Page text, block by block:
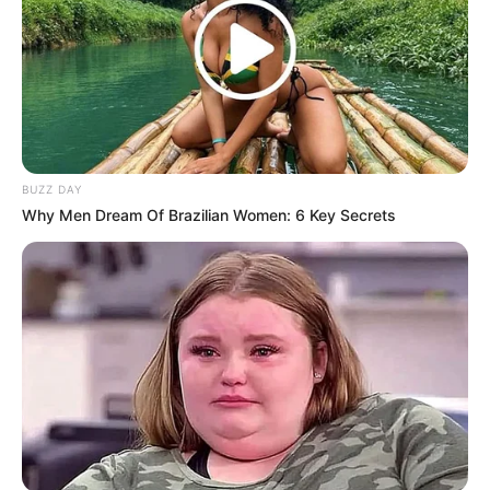
Single
Jangan Dulu Cinta-Cinta– bersama Isnania Nurlintang
Aqmarina (2014)
Nominasi
Panasonic Gobel Awards 2013 – Bintang Cilik Terfavorit
FAQ
Siapa Amel Carla ?
Dia adalah aktris, penyanyi, dan presenter asal Indonesia.
Siapa nama asli Amel Carla?
Nama aslinya adalah Amalina Nuril Aqmarina.
Apa yang membuat Amel Carlamenjadi terkenal?
Dia terkenal karena membintangi sinetronSuami Suami Takut
BUZZ DAY
Why Men Dream Of Brazilian Women: 6 Key Secrets